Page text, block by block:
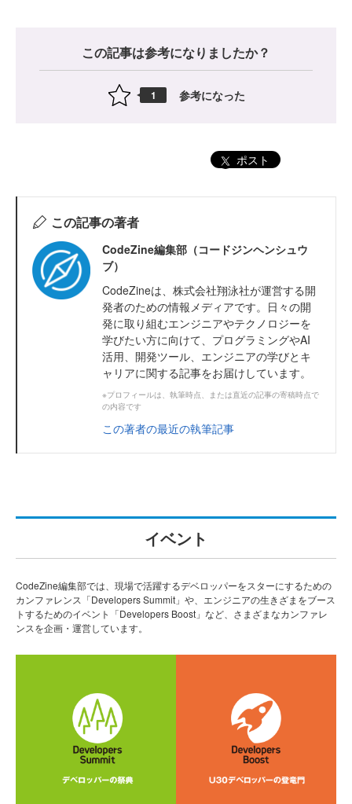
この記事は参考になりましたか？
1 参考になった
ポスト
この記事の著者
CodeZine編集部（コードジンヘンシュウ
ブ）
CodeZineは、株式会社翔泳社が運営する開
発者のための情報メディアです。日々の開
発に取り組むエンジニアやテクノロジーを
学びたい方に向けて、プログラミングやAI
活用、開発ツール、エンジニアの学びとキ
ャリアに関する記事をお届けしています。
※プロフィールは、執筆時点、または直近の記事の寄稿時点で
の内容です
この著者の最近の執筆記事
イベント
CodeZine編集部では、現場で活躍するデベロッパーをスターにするための
カンファレンス「Developers Summit」や、エンジニアの生きざまをブース
トするためのイベント「Developers Boost」など、さまざまなカンファレ
ンスを企画・運営しています。